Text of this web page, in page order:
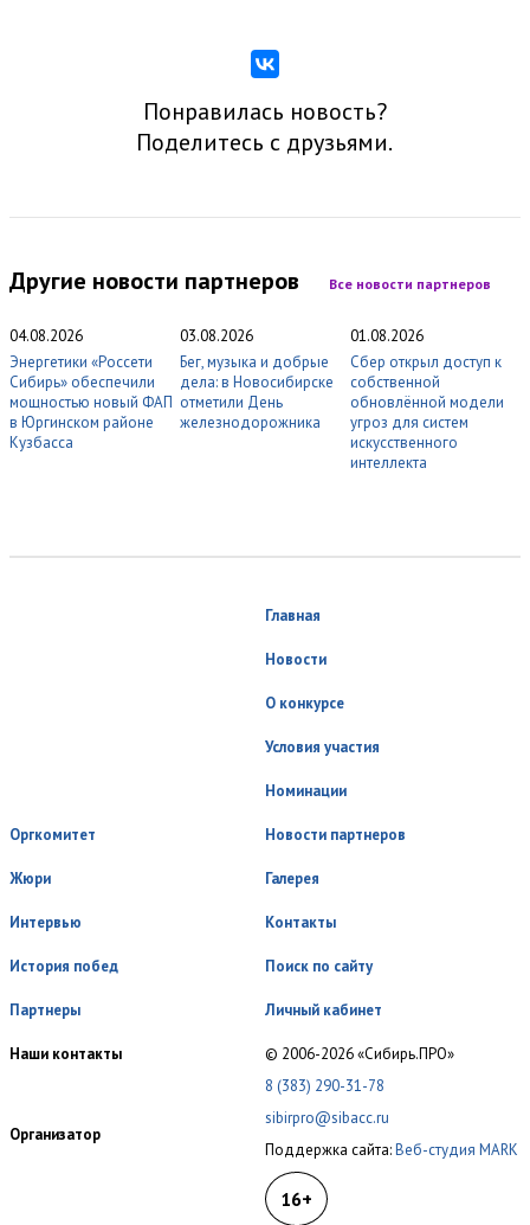
Понравилась новость?
Поделитесь с друзьями.
Другие новости партнеров Все новости партнеров
04.08.2026
Энергетики «Россети
Сибирь» обеспечили
мощностью новый ФАП
в Юргинском районе
Кузбасса
03.08.2026
Бег, музыка и добрые
дела: в Новосибирске
отметили День
железнодорожника
01.08.2026
Сбер открыл доступ к
собственной
обновлённой модели
угроз для систем
искусственного
интеллекта
Главная
Новости
О конкурсе
Условия участия
Номинации
Оргкомитет
Жюри
Интервью
История побед
Партнеры
Новости партнеров
Галерея
Контакты
Поиск по сайту
Личный кабинет
Наши контакты
Организатор
© 2006-2026 «Сибирь.ПРО»
8 (383) 290-31-78
sibirpro@sibacc.ru
Поддержка сайта:Веб-студия MARK
16+